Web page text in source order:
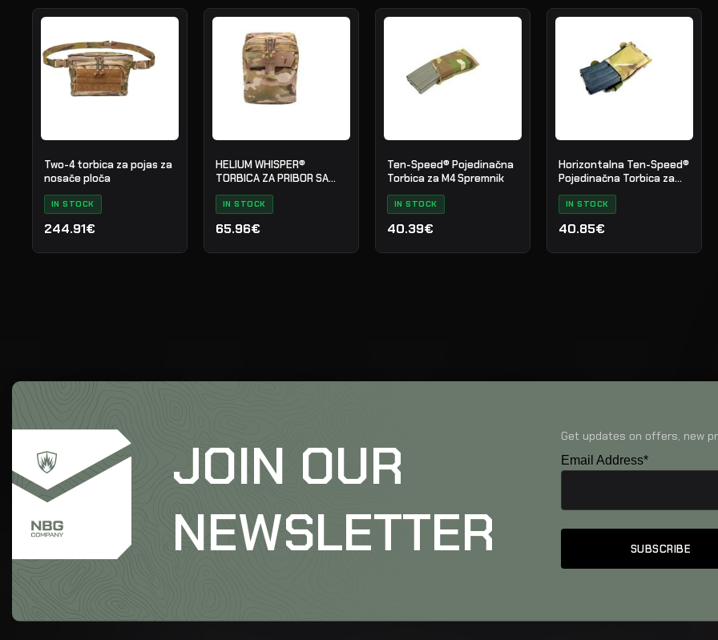
Two-4 torbica za pojas za
nosače ploča
IN STOCK
244.91€
HELIUM WHISPER®
TORBICA ZA PRIBOR SA
PATENTNIM ZATVARACEM
IN STOCK
65.96€
Ten-Speed® Pojedinačna
Torbica za M4 Spremnik
IN STOCK
40.39€
Horizontalna Ten-Speed®
Pojedinačna Torbica za
M4 Spremnik
IN STOCK
40.85€
JOIN OUR
NEWSLETTER
Get updates on offers, new
Email Address*